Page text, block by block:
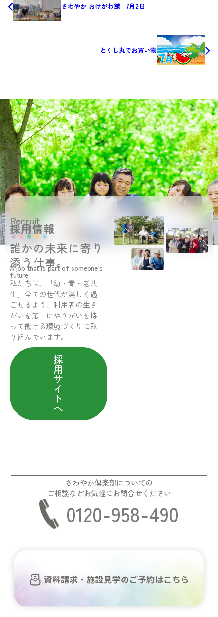
さわやか おけがわ館 7月2日
とくし丸でお買い物
Recruit
採用情報
誰かの未来に寄り
添う仕事。
A job that is part of someone’s
future.
私たちは、「幼・青・老共
生」全ての世代が楽しく過
ごせるよう、利用者の生き
がいを第一にやりがいを持
って働ける環境づくりに取
り組んでいます。
採
用
サ
イ
ト
へ
さわやか倶楽部についての
ご相談などお気軽にお問合せください
0120-958-490